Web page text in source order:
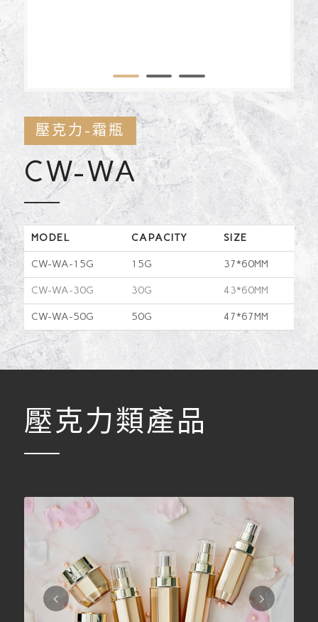
壓克力-霜瓶
CW-WA
MODEL CAPACITY SIZE
CW-WA-15G 15G 37*60MM
CW-WA-30G 30G 43*60MM
CW-WA-50G 50G 47*67MM
壓克力類產品
下一頁